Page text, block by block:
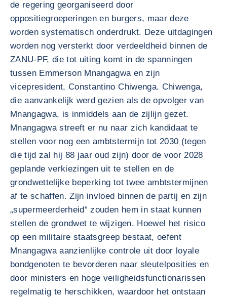
de regering georganiseerd door
oppositiegroeperingen en burgers, maar deze
worden systematisch onderdrukt. Deze uitdagingen
worden nog versterkt door verdeeldheid binnen de
ZANU-PF, die tot uiting komt in de spanningen
tussen Emmerson Mnangagwa en zijn
vicepresident, Constantino Chiwenga. Chiwenga,
die aanvankelijk werd gezien als de opvolger van
Mnangagwa, is inmiddels aan de zijlijn gezet.
Mnangagwa streeft er nu naar zich kandidaat te
stellen voor nog een ambtstermijn tot 2030 (tegen
die tijd zal hij 88 jaar oud zijn) door de voor 2028
geplande verkiezingen uit te stellen en de
grondwettelijke beperking tot twee ambtstermijnen
af te schaffen. Zijn invloed binnen de partij en zijn
„supermeerderheid“ zouden hem in staat kunnen
stellen de grondwet te wijzigen. Hoewel het risico
op een militaire staatsgreep bestaat, oefent
Mnangagwa aanzienlijke controle uit door loyale
bondgenoten te bevorderen naar sleutelposities en
door ministers en hoge veiligheidsfunctionarissen
regelmatig te herschikken, waardoor het ontstaan